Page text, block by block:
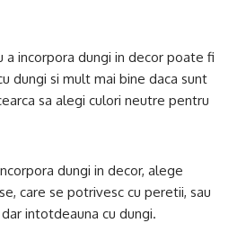
incorpora dungi in decor poate fi
dungi si mult mai bine daca sunt
sa alegi culori neutre pentru
dungi in decor, alege
care se potrivesc cu peretii, sau
intotdeauna cu dungi.